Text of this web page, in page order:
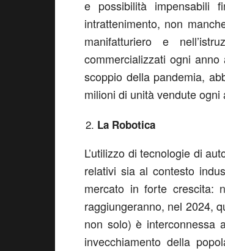
e possibilità
intrattenimento, non
manifatturiero e
commercializzati ogni
scoppio della pandemia,
milioni di unità vendute ogni
La Robotica
L’utilizzo di tecnologie di
relativi sia al contesto
mercato in forte crescita:
raggiungeranno, nel 2024,
non solo) è interconnessa
invecchiamento della